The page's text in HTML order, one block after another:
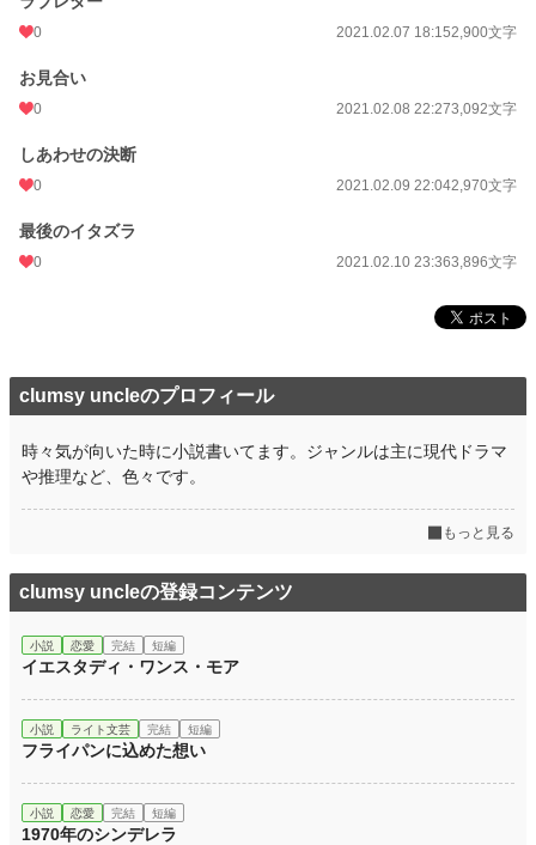
0 2021.02.07 18:152,900文字
お見合い
0 2021.02.08 22:273,092文字
しあわせの決断
0 2021.02.09 22:042,970文字
最後のイタズラ
0 2021.02.10 23:363,896文字
clumsy uncleのプロフィール
時々気が向いた時に小説書いてます。ジャンルは主に現代ドラマ
や推理など、色々です。
もっと見る
clumsy uncleの登録コンテンツ
小説 恋愛 完結 短編
イエスタディ・ワンス・モア
小説 ライト文芸 完結 短編
フライパンに込めた想い
小説 恋愛 完結 短編
1970年のシンデレラ